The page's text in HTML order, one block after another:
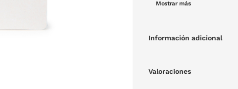
Mostrar más
Información adicional
Valoraciones